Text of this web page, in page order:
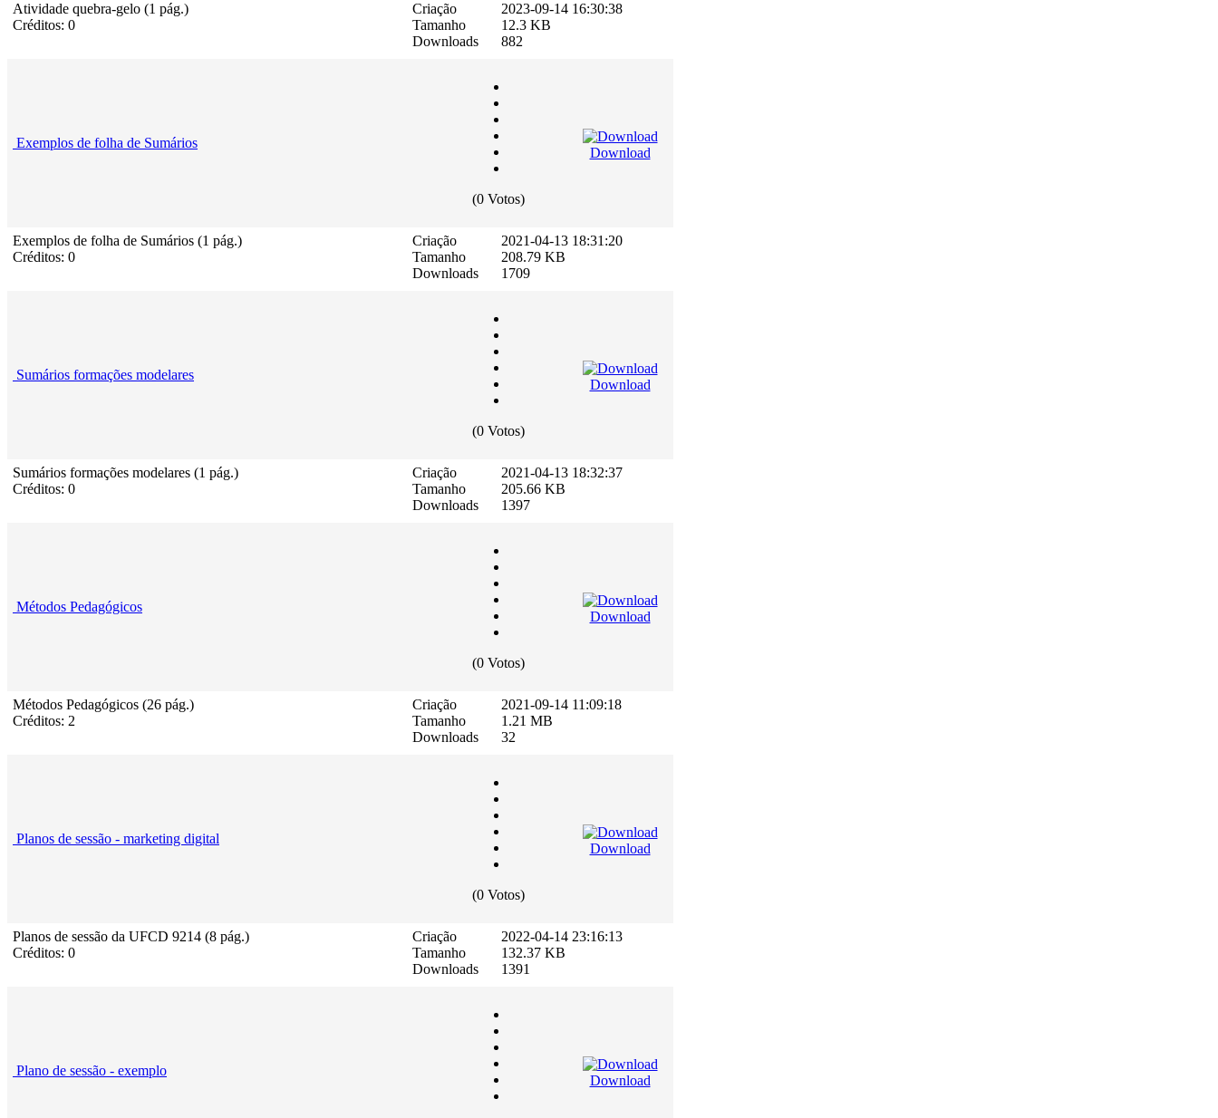
Atividade quebra-gelo (1 pág.)
Créditos: 0
Criação
Tamanho
Downloads
2023-09-14 16:30:38
12.3 KB
882
Exemplos de folha de Sumários
(0 Votos)
Download
Exemplos de folha de Sumários (1 pág.)
Créditos: 0
Criação
Tamanho
Downloads
2021-04-13 18:31:20
208.79 KB
1709
Sumários formações modelares
(0 Votos)
Download
Sumários formações modelares (1 pág.)
Créditos: 0
Criação
Tamanho
Downloads
2021-04-13 18:32:37
205.66 KB
1397
Métodos Pedagógicos
(0 Votos)
Download
Métodos Pedagógicos (26 pág.)
Créditos: 2
Criação
Tamanho
Downloads
2021-09-14 11:09:18
1.21 MB
32
Planos de sessão - marketing digital
(0 Votos)
Download
Planos de sessão da UFCD 9214 (8 pág.)
Créditos: 0
Criação
Tamanho
Downloads
2022-04-14 23:16:13
132.37 KB
1391
Plano de sessão - exemplo
Download